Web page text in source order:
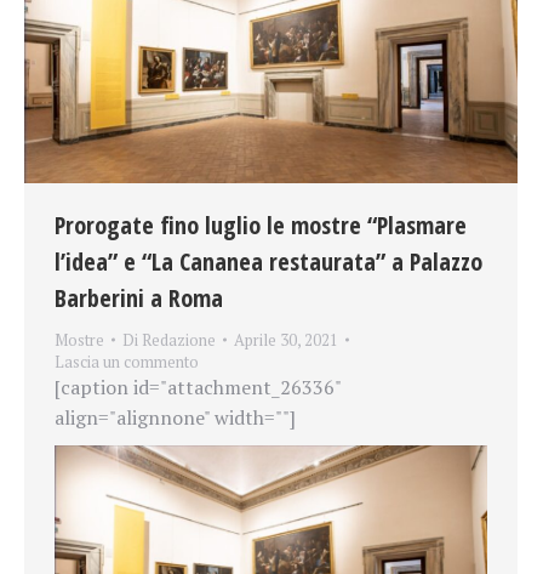
Prorogate fino luglio le mostre “Plasmare
l’idea” e “La Cananea restaurata” a Palazzo
Barberini a Roma
Mostre Di Redazione
Aprile 30, 2021
Lascia un commento
[caption id="attachment_26336"
align="alignnone" width=""]